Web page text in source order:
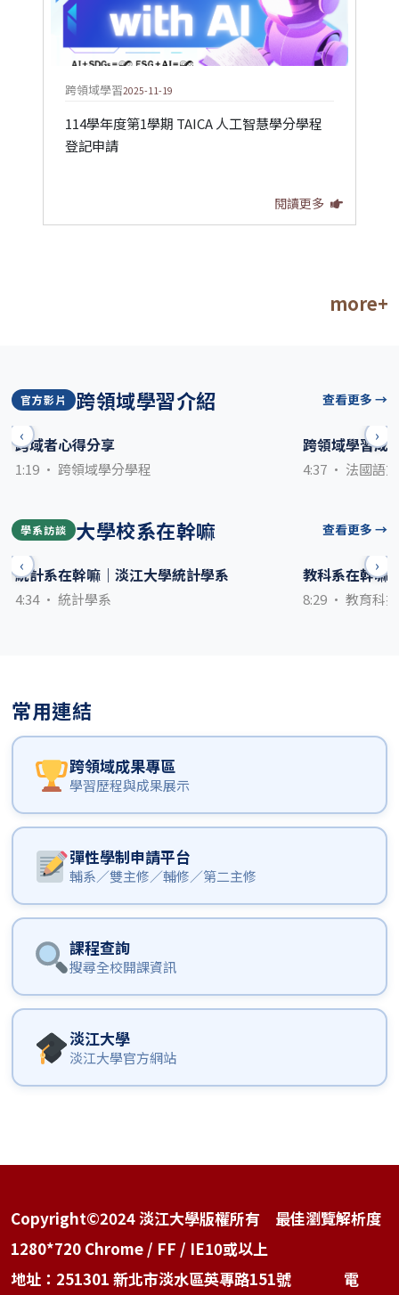
跨領域學習2025-11-19
114學年度第1學期 TAICA 人工智慧學分學程
登記申請
閱讀更多
more+
官方影片 跨領域學習介紹 查看更多 →
跨域者心得分享
1:19 · 跨領域學分學程
跨領域學習成
4:37 · 法國語
‹ ›
學系訪談 大學校系在幹嘛 查看更多 →
統計系在幹嘛｜淡江大學統計學系
4:34 · 統計學系
教科系在幹嘛
8:29 · 教育科
‹ ›
常用連結
跨領域成果專區
學習歷程與成果展示
彈性學制申請平台
輔系／雙主修／輔修／第二主修
課程查詢
搜尋全校開課資訊
淡江大學
淡江大學官方網站
Copyright©2024 淡江大學版權所有 最佳瀏覽解析度
1280*720 Chrome / FF / IE10或以上
地址：251301 新北市淡水區英專路151號 電